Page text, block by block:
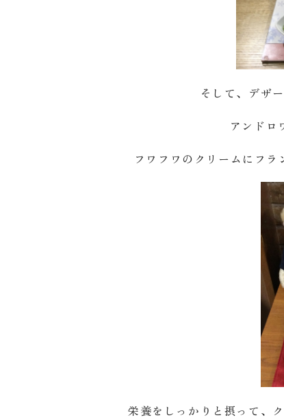
そして、デザ
アンドロ
フワフワのクリームにフ
栄養を しっかりと 摂って、